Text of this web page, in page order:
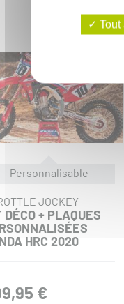
Personnalisable
JOCKEY
DÉCO + PLAQUES
HRC 2020
€
Tout